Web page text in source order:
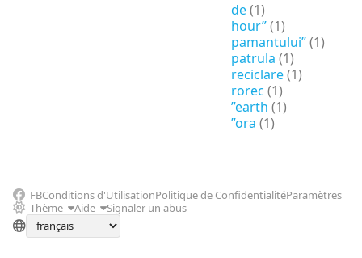
de(1)
hour”(1)
pamantului”(1)
patrula (1)
reciclare(1)
rorec (1)
”earth (1)
”ora (1)
FBConditions d'UtilisationPolitique de ConfidentialitéParamètres
Thème
Aide Signaler un abus